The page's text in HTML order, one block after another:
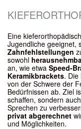
Eine
Jugendliche geeignet,
Zahnfehlstellungen
sowohl
an, wie etwa Speed-
Keramikbrackets.
von der Schwere der
Bedürfnissen ab. Ziel
schaffen, sondern
Sprechen zu
privat abgerechnet
und Möglichkeiten.